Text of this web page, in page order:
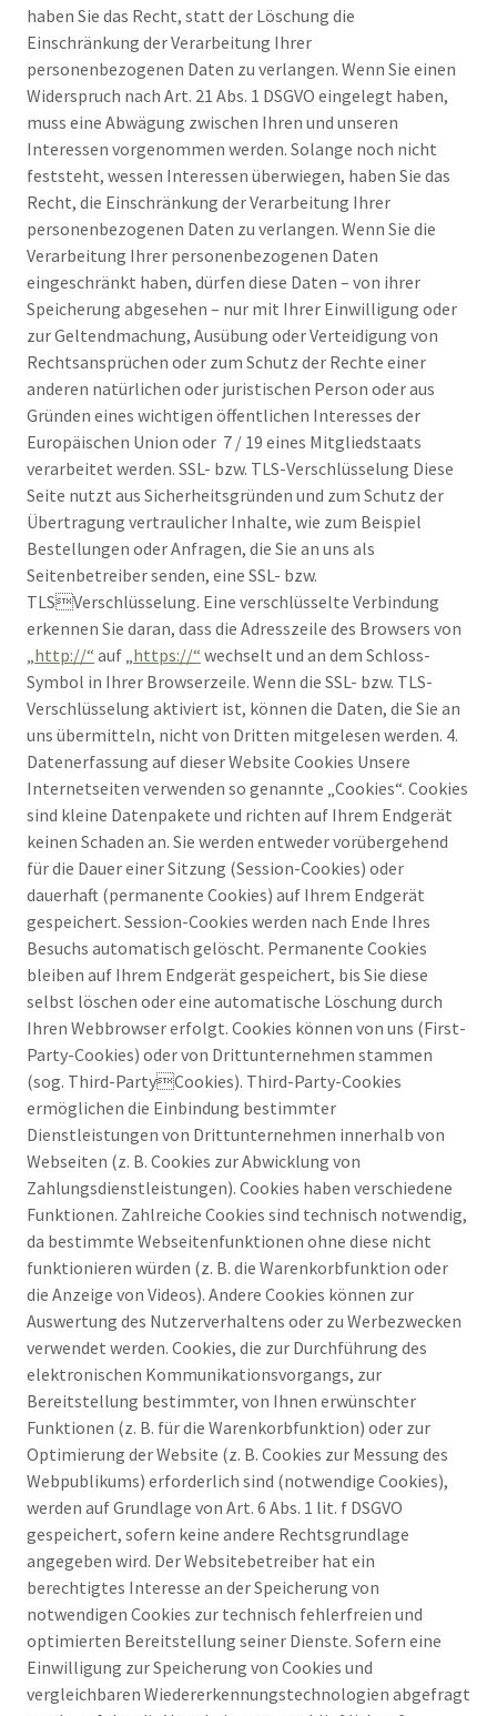
haben Sie das Recht, statt der Löschung die
Einschränkung der Verarbeitung Ihrer
personenbezogenen Daten zu verlangen. Wenn Sie einen
Widerspruch nach Art. 21 Abs. 1 DSGVO eingelegt haben,
muss eine Abwägung zwischen Ihren und unseren
Interessen vorgenommen werden. Solange noch nicht
feststeht, wessen Interessen überwiegen, haben Sie das
Recht, die Einschränkung der Verarbeitung Ihrer
personenbezogenen Daten zu verlangen. Wenn Sie die
Verarbeitung Ihrer personenbezogenen Daten
eingeschränkt haben, dürfen diese Daten – von ihrer
Speicherung abgesehen – nur mit Ihrer Einwilligung oder
zur Geltendmachung, Ausübung oder Verteidigung von
Rechtsansprüchen oder zum Schutz der Rechte einer
anderen natürlichen oder juristischen Person oder aus
Gründen eines wichtigen öffentlichen Interesses der
Europäischen Union oder 7 / 19 eines Mitgliedstaats
verarbeitet werden. SSL- bzw. TLS-Verschlüsselung Diese
Seite nutzt aus Sicherheitsgründen und zum Schutz der
Übertragung vertraulicher Inhalte, wie zum Beispiel
Bestellungen oder Anfragen, die Sie an uns als
Seitenbetreiber senden, eine SSL- bzw.
TLSVerschlüsselung. Eine verschlüsselte Verbindung
erkennen Sie daran, dass die Adresszeile des Browsers von
„http://“ auf „https://“ wechselt und an dem Schloss-
Symbol in Ihrer Browserzeile. Wenn die SSL- bzw. TLS-
Verschlüsselung aktiviert ist, können die Daten, die Sie an
uns übermitteln, nicht von Dritten mitgelesen werden. 4.
Datenerfassung auf dieser Website Cookies Unsere
Internetseiten verwenden so genannte „Cookies“. Cookies
sind kleine Datenpakete und richten auf Ihrem Endgerät
keinen Schaden an. Sie werden entweder vorübergehend
für die Dauer einer Sitzung (Session-Cookies) oder
dauerhaft (permanente Cookies) auf Ihrem Endgerät
gespeichert. Session-Cookies werden nach Ende Ihres
Besuchs automatisch gelöscht. Permanente Cookies
bleiben auf Ihrem Endgerät gespeichert, bis Sie diese
selbst löschen oder eine automatische Löschung durch
Ihren Webbrowser erfolgt. Cookies können von uns (First-
Party-Cookies) oder von Drittunternehmen stammen
(sog. Third-PartyCookies). Third-Party-Cookies
ermöglichen die Einbindung bestimmter
Dienstleistungen von Drittunternehmen innerhalb von
Webseiten (z. B. Cookies zur Abwicklung von
Zahlungsdienstleistungen). Cookies haben verschiedene
Funktionen. Zahlreiche Cookies sind technisch notwendig,
da bestimmte Webseitenfunktionen ohne diese nicht
funktionieren würden (z. B. die Warenkorbfunktion oder
die Anzeige von Videos). Andere Cookies können zur
Auswertung des Nutzerverhaltens oder zu Werbezwecken
verwendet werden. Cookies, die zur Durchführung des
elektronischen Kommunikationsvorgangs, zur
Bereitstellung bestimmter, von Ihnen erwünschter
Funktionen (z. B. für die Warenkorbfunktion) oder zur
Optimierung der Website (z. B. Cookies zur Messung des
Webpublikums) erforderlich sind (notwendige Cookies),
werden auf Grundlage von Art. 6 Abs. 1 lit. f DSGVO
gespeichert, sofern keine andere Rechtsgrundlage
angegeben wird. Der Websitebetreiber hat ein
berechtigtes Interesse an der Speicherung von
notwendigen Cookies zur technisch fehlerfreien und
optimierten Bereitstellung seiner Dienste. Sofern eine
Einwilligung zur Speicherung von Cookies und
vergleichbaren Wiedererkennungstechnologien abgefragt